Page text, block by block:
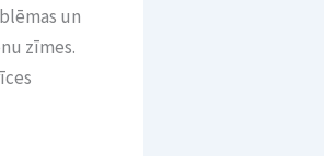
un
zīmes.